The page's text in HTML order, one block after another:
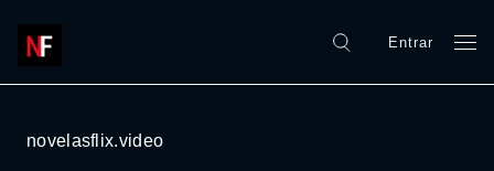
Entrar
novelasflix.video